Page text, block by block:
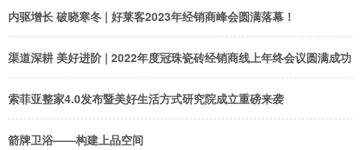
内驱增长 破晓寒冬 | 好莱客2023年经销商峰会圆满落幕！
渠道深耕 美好进阶 | 2022年度冠珠瓷砖经销商线上年终会议圆满成功
索菲亚整家4.0发布暨美好生活方式研究院成立重磅来袭
箭牌卫浴——构建上品空间